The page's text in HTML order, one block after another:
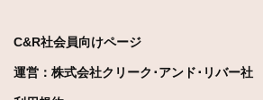
C&R社会員向けページ
運営：株式会社クリーク･アンド･リバー社